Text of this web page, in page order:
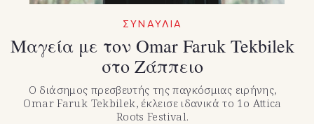
ΣΥΝΑΥΛΙΑ
Μαγεία με τον Omar Faruk Tekbilek
στο Ζάππειο
Ο διάσημος πρεσβευτής της παγκόσμιας ειρήνης,
Omar Faruk Tekbilek, έκλεισε ιδανικά το 1o Attica
Roots Festival.